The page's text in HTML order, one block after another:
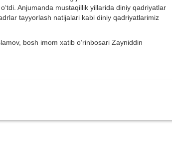
Anjumanda mustaqillik yillarida diniy qadriyatlar
tayyorlash natijalari kabi diniy qadriyatlarimiz
bosh imom xatib o‘rinbosari Zayniddin